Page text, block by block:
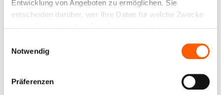
Entwicklung von Angeboten zu ermöglichen. Sie
entscheiden darüber, wer Ihre Daten für welche Zwecke
Trigger Symbol ändern oder widerrufen
Informationen über Ihre geografische Lage
Notwendig
Präferenzen